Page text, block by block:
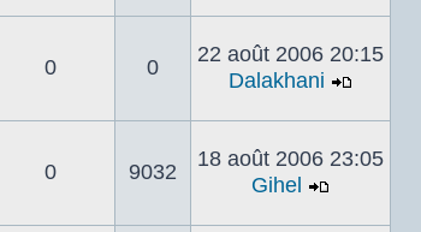
dernier
0 0
22 août 2006 20:15
Dalakhani
le
dernier
0 9032
18 août 2006 23:05
Gihel